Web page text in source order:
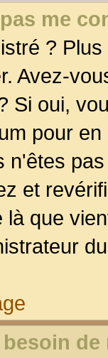
me
?
Avez-
Si oui,
pour
n'êtes
et
que